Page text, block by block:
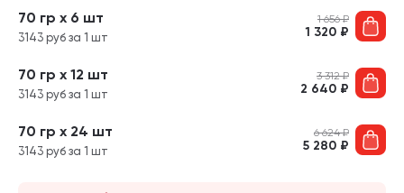
70 гр х 6 шт
3143 руб за 1 шт
1 656₽
1 320 ₽
70 гр х 12 шт
3143 руб за 1 шт
3 312₽
2 640 ₽
70 гр х 24 шт
3143 руб за 1 шт
6 624₽
5 280 ₽